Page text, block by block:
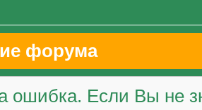
форума
ошибка. Если Вы не